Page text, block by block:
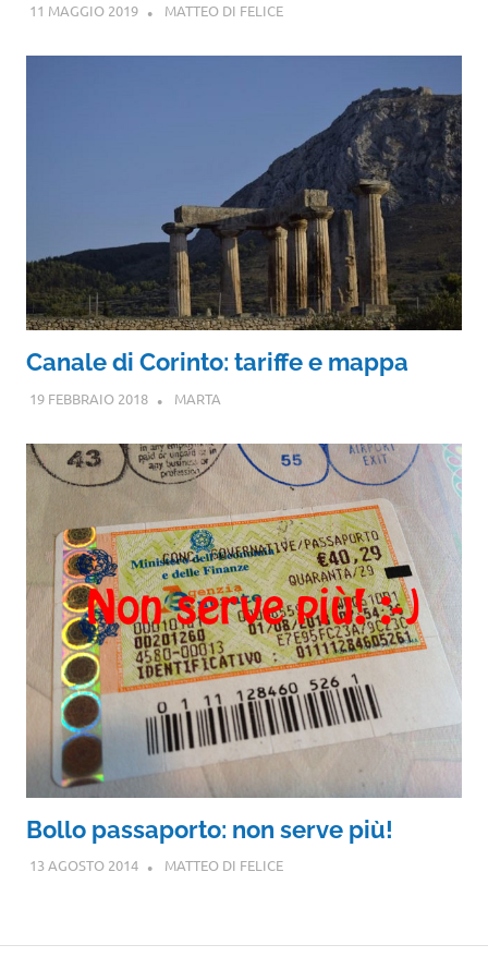
11 MAGGIO 2019 MATTEO DI FELICE
Canale di Corinto: tariffe e mappa
19 FEBBRAIO 2018 MARTA
Bollo passaporto: non serve più!
13 AGOSTO 2014 MATTEO DI FELICE